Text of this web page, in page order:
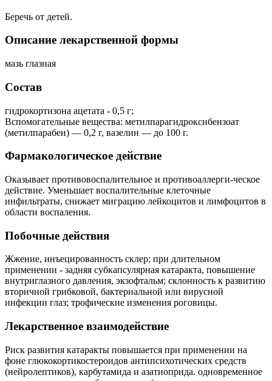
Беречь от детей.
Описание лекарственной формы
мазь глазная
Состав
гидрокортизона ацетата - 0,5 г;
Вспомогательные вещества: метилпарагидроксибензоат
(метилпарабен) — 0,2 г, вазелин — до 100 г.
Фармакологическое действие
Оказывает противовоспалительное и противоаллерги-ческое
действие. Уменьшает воспалительные клеточные
инфильтраты, снижает миграцию лейкоцитов и лимфоцитов в
области воспаления.
Побочные действия
Жжение, инъецированность склер; при длительном
применении - задняя субкапсулярная катаракта, повышение
внутриглазного давления, экзофтальм; склонность к развитию
вторичной грибковой, бактериальной или вирусной
инфекции глаз; трофические изменения роговицы.
Лекарственное взаимодействие
Риск развития катаракты повышается при применении на
фоне глюкокортикостероидов антипсихотических средств
(нейролептиков), карбутамида и азатиоприда. одновременное